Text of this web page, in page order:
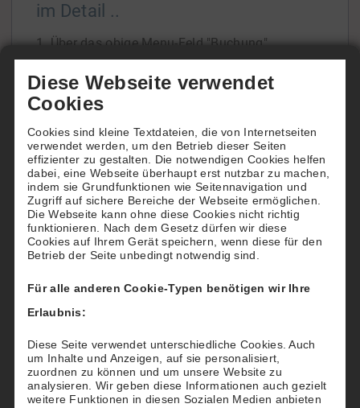
im Detail ..
1. Über das obige Menu-Feld "Buchung"
Tennisfelder.
In der Tagesansicht oder der Wochenansicht
ersehen Sie die Platzbelegung und freie Zeiten.
Wenn Sie die Belegung über einen späteren
Zeitraum einsehen[...]
Wie buchen Hotels für Ihre Gäste
Möchten Sie Ihren Gästen einen besonderen
"Tennis-Service" bieten?
Dann reservieren und buchen Sie für Ihre Gäste
nach deren Wünschen einen Tennisplatz beim
TTHC.
Diese Webseite verwendet
Cookies
Cookies sind kleine Textdateien, die von Internetseiten
verwendet werden, um den Betrieb dieser Seiten
effizienter zu gestalten. Die notwendigen Cookies helfen
dabei, eine Webseite überhaupt erst nutzbar zu machen,
indem sie Grundfunktionen wie Seitennavigation und
Zugriff auf sichere Bereiche der Webseite ermöglichen.
Die Webseite kann ohne diese Cookies nicht richtig
funktionieren. Nach dem Gesetz dürfen wir diese
Cookies auf Ihrem Gerät speichern, wenn diese für den
Betrieb der Seite unbedingt notwendig sind.
Für alle anderen Cookie-Typen benötigen wir Ihre
Erlaubnis:
Diese Seite verwendet unterschiedliche Cookies. Auch
um Inhalte und Anzeigen, auf sie personalisiert,
zuordnen zu können und um unsere Website zu
analysieren. Wir geben diese Informationen auch gezielt
weitere Funktionen in diesen Sozialen Medien anbieten